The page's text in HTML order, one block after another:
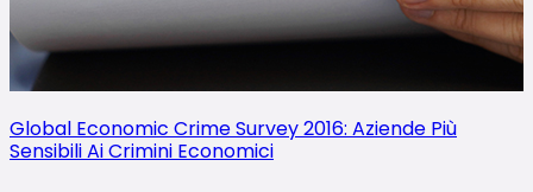
Global Economic Crime Survey 2016: Aziende Più
Sensibili Ai Crimini Economici